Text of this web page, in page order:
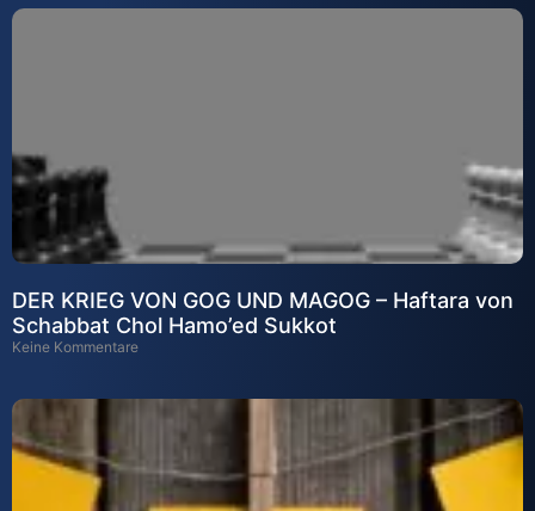
DER KRIEG VON GOG UND MAGOG – Haftara von
Schabbat Chol Hamo’ed Sukkot
Keine Kommentare